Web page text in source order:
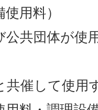
用料）
公共団体が使
共催して使用